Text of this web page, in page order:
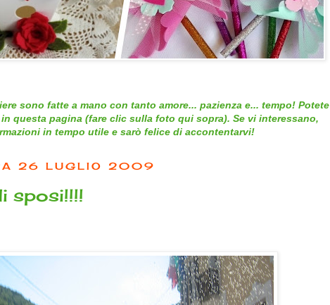
sono fatte a mano con tanto amore... pazienza e... tempo! Potete
questa pagina (fare clic sulla foto qui sopra). Se vi interessano,
in tempo utile e sarò felice di accontentarvi!
26 LUGLIO 2009
sposi!!!!